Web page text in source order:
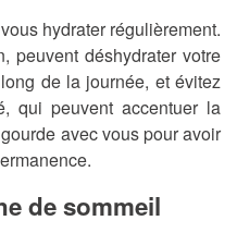
hydrater régulièrement.
peuvent déshydrater votre
de la journée, et évitez
qui peuvent accentuer la
avec vous pour avoir
de sommeil